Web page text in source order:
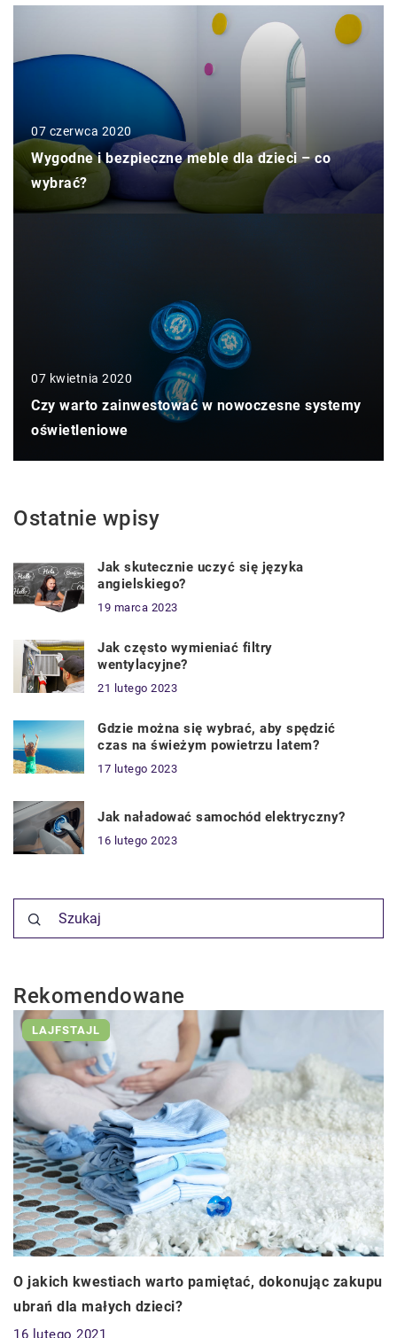
07 czerwca 2020
Wygodne i bezpieczne meble dla dzieci – co
wybrać?
07 kwietnia 2020
Czy warto zainwestować w nowoczesne systemy
oświetleniowe
Ostatnie wpisy
Jak skutecznie uczyć się języka
angielskiego?
19 marca 2023
Jak często wymieniać filtry
wentylacyjne?
21 lutego 2023
Gdzie można się wybrać, aby spędzić
czas na świeżym powietrzu latem?
17 lutego 2023
Jak naładować samochód elektryczny?
16 lutego 2023
Rekomendowane
LAJFSTAJL
O jakich kwestiach warto pamiętać, dokonując zakupu
ubrań dla małych dzieci?
16 lutego 2021